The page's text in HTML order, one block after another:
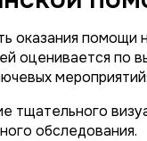
оказания помощи
оценивается по
мероприятий:
тщательного
обследования.